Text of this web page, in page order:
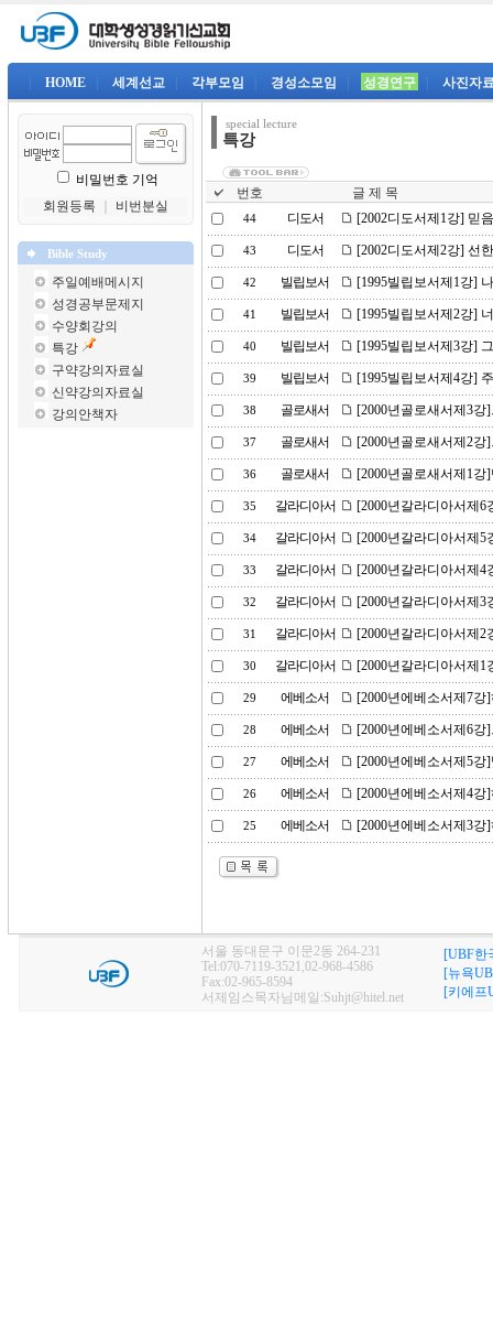
HOME 세계선교 각부모임 경성소모임 성경연구 사진자
비밀번호 기억
회원등록
비번분실
Bible Study
주일예배메시지
성경공부문제지
수양회강의
특강
구약강의자료실
신약강의자료실
강의안책자
special lecture
특강
번호 글 제 목
44 디도서 [2002디도서제1강] 믿
43 디도서 [2002디도서제2강] 선
42 빌립보서 [1995빌립보서제1강]
41 빌립보서 [1995빌립보서제2강]
40 빌립보서 [1995빌립보서제3강]
39 빌립보서 [1995빌립보서제4강]
38 골로새서 [2000년골로새서제3
37 골로새서 [2000년골로새서제2
36 골로새서 [2000년골로새서제1
35 갈라디아서 [2000년갈라디아서제
34 갈라디아서 [2000년갈라디아서제
33 갈라디아서 [2000년갈라디아서제
32 갈라디아서 [2000년갈라디아서제3
31 갈라디아서 [2000년갈라디아서제
30 갈라디아서 [2000년갈라디아서제
29 에베소서 [2000년에베소서제7
28 에베소서 [2000년에베소서제6
27 에베소서 [2000년에베소서제5
26 에베소서 [2000년에베소서제4
25 에베소서 [2000년에베소서제3
서울 동대문구 이문2동 264-231
Tel:070-7119-3521,02-968-4586
Fax:02-965-8594
서제임스목자님메일:Suhjt@hitel.net
[UBF한
[뉴욕
[키에프